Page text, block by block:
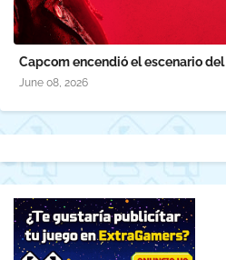
Capcom encendió el escenario
June 08, 2026